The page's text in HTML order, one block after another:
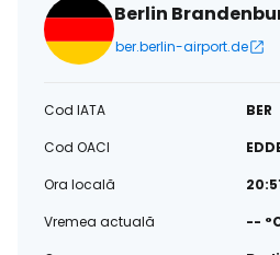
Berlin
ber.berlin-airport.de
Cod IATA
BER
Cod OACI
Ora locală
Vremea actuală
--